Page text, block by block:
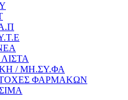
/ ΜΗ.ΣΥ.ΦΑ
ΦΑΡΜΑΚΩΝ